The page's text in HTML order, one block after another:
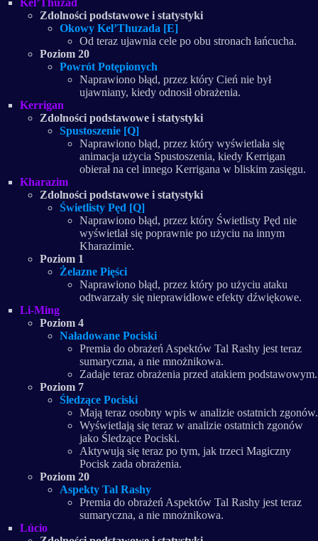
Zdolności podstawowe i statystyki
Okowy Kel’Thuzada [E]
Od teraz ujawnia cele po obu stronach łańcucha.
Poziom 20
Powrót Potępionych
Naprawiono błąd, przez który Cień nie był
ujawniany, kiedy odnosił obrażenia.
Kerrigan
Zdolności podstawowe i statystyki
Spustoszenie [Q]
Naprawiono błąd, przez który wyświetlała się
animacja użycia Spustoszenia, kiedy Kerrigan
obierał na cel innego Kerrigana w bliskim zasięgu.
Kharazim
Zdolności podstawowe i statystyki
Świetlisty Pęd [Q]
Naprawiono błąd, przez który Świetlisty Pęd nie
wyświetlał się poprawnie po użyciu na innym
Kharazimie.
Poziom 1
Żelazne Pięści
Naprawiono błąd, przez który po użyciu ataku
odtwarzały się nieprawidłowe efekty dźwiękowe.
Li-Ming
Poziom 4
Naładowane Pociski
Premia do obrażeń Aspektów Tal Rashy jest teraz
sumaryczna, a nie mnożnikowa.
Zadaje teraz obrażenia przed atakiem podstawowym.
Poziom 7
Śledzące Pociski
Mają teraz osobny wpis w analizie ostatnich zgonów.
Wyświetlają się teraz w analizie ostatnich zgonów
jako Śledzące Pociski.
Aktywują się teraz po tym, jak trzeci Magiczny
Pocisk zada obrażenia.
Poziom 20
Aspekty Tal Rashy
Premia do obrażeń Aspektów Tal Rashy jest teraz
sumaryczna, a nie mnożnikowa.
Lúcio